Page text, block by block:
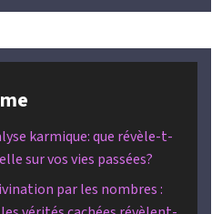
karmique: que révèle-t-
elle sur vos vies passées?
par les nombres :